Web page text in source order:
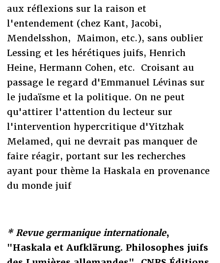
aux réflexions sur la raison et
l'entendement (chez Kant, Jacobi,
Mendelsshon, Maimon, etc.), sans oublier
Lessing et les hérétiques juifs, Henrich
Heine, Hermann Cohen, etc. Croisant au
passage le regard d'Emmanuel Lévinas sur
le judaïsme et la politique. On ne peut
qu'attirer l'attention du lecteur sur
l'intervention hypercritique d'Yitzhak
Melamed, qui ne devrait pas manquer de
faire réagir, portant sur les recherches
ayant pour thème la Haskala en provenance
du monde juif
* Revue germanique internationale,
"Haskala et Aufklärung. Philosophes juifs